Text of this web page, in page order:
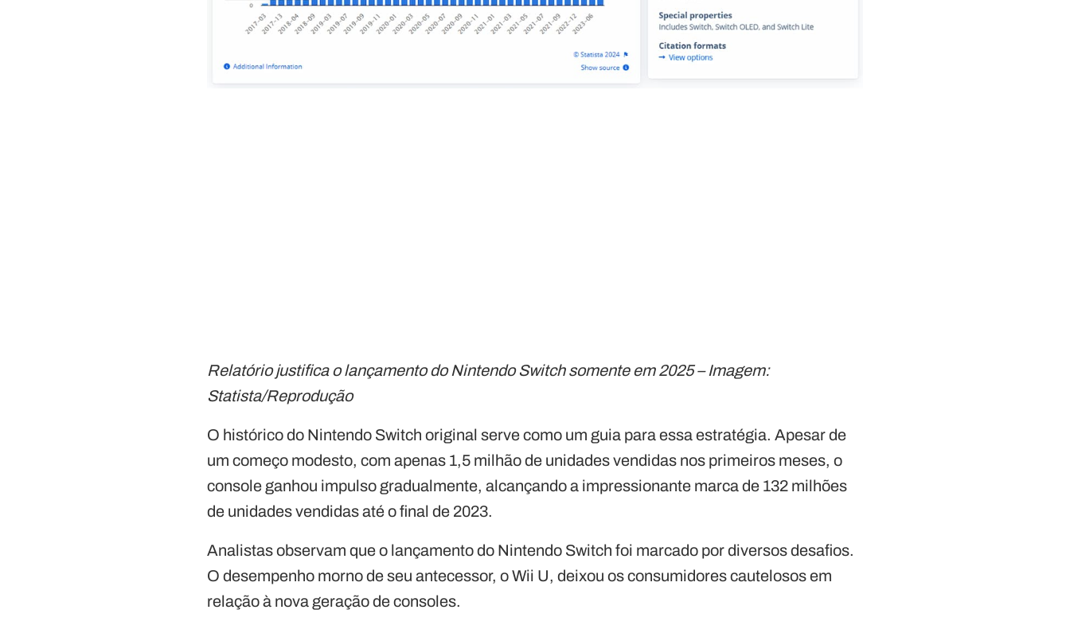
Relatório justifica o lançamento do Nintendo Switch somente em 2025 – Imagem:
Statista/Reprodução
O histórico do Nintendo Switch original serve como um guia para essa estratégia. Apesar de
um começo modesto, com apenas 1,5 milhão de unidades vendidas nos primeiros meses, o
console ganhou impulso gradualmente, alcançando a impressionante marca de 132 milhões
de unidades vendidas até o final de 2023.
Analistas observam que o lançamento do Nintendo Switch foi marcado por diversos desafios.
O desempenho morno de seu antecessor, o Wii U, deixou os consumidores cautelosos em
relação à nova geração de consoles.